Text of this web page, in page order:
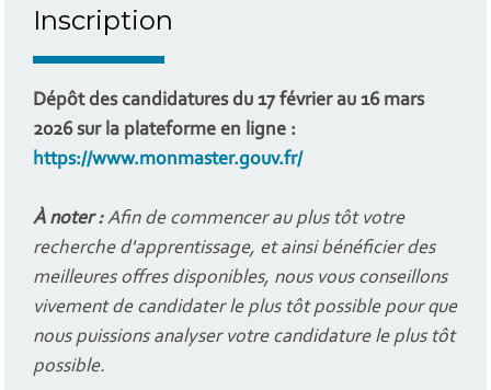
Inscription
Dépôt des candidatures du 17 février au 16 mars
2026 sur la plateforme en ligne :
https://www.monmaster.gouv.fr/
À noter :Afin de commencer au plus tôt votre
recherche d'apprentissage, et ainsi bénéficier des
meilleures offres disponibles, nous vous conseillons
vivement de candidater le plus tôt possible pour que
nous puissions analyser votre candidature le plus tôt
possible.